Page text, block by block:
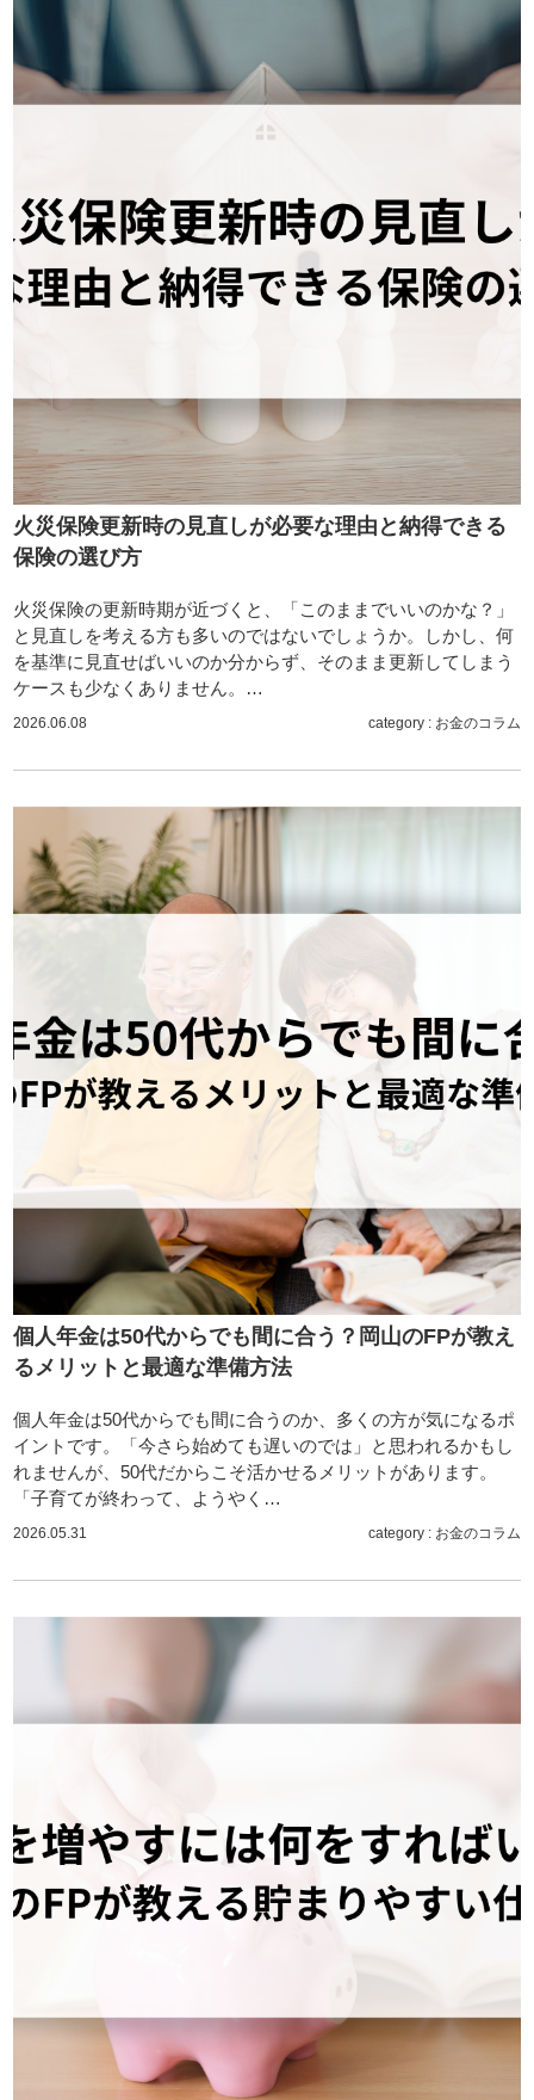
火災保険更新時の見直しが必要な理由と納得できる
保険の選び方
火災保険の更新時期が近づくと、「このままでいいのかな？」
と見直しを考える方も多いのではないでしょうか。しかし、何
を基準に見直せばいいのか分からず、そのまま更新してしまう
ケースも少なくありません。…
2026.06.08 category : お金のコラム
個人年金は50代からでも間に合う？岡山のFPが教え
るメリットと最適な準備方法
個人年金は50代からでも間に合うのか、多くの方が気になるポ
イントです。「今さら始めても遅いのでは」と思われるかもし
れませんが、50代だからこそ活かせるメリットがあります。
「子育てが終わって、ようやく…
2026.05.31 category : お金のコラム